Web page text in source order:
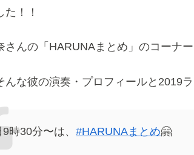
た！！
さんの「HARUNAまとめ」のコーナ
んな彼の演奏・プロフィールと2019
9時30分〜は、#HARUNAまとめ🤗